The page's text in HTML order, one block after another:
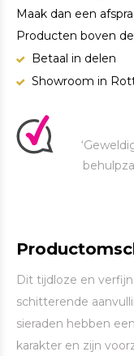
Maak dan een
Producten boven
Betaal in delen
Showroom in
Dit tijdloze en
schitterende
sieraden hebben
karakter en zijn